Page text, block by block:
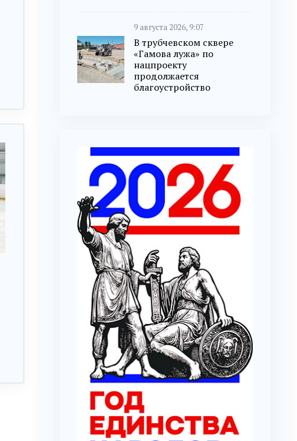
9 августа 2026, 9:07
В трубчевском сквере
«Гамова лужа» по
нацпроекту
продолжается
благоустройство